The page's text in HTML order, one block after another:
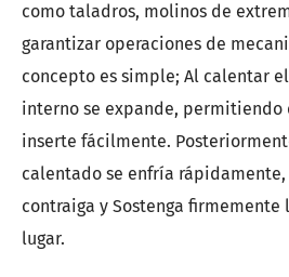
como taladros, molinos de
garantizar operaciones de
concepto es simple; Al calentar
interno se expande, permitiendo
inserte fácilmente.
calentado se enfría rápidamente,
contraiga y Sostenga firmemente
lugar.